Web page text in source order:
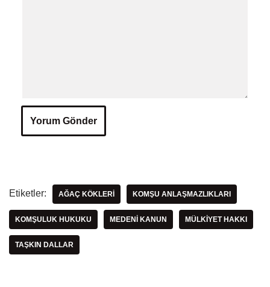
Etiketler: AĞAÇ KÖKLERI KOMŞU ANLAŞMAZLIKLARI
KOMŞULUK HUKUKU MEDENI KANUN MÜLKIYET HAKKI
TAŞKIN DALLAR